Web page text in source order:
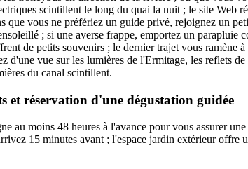
scintillent le long du quai la nuit ; le site Web
que vous ne préfériez un guide privé, rejoignez un
; si une averse frappe, emportez un parapluie
de petits souvenirs ; le dernier trajet vous ramène
d'une vue sur les lumières de l'Ermitage, les reflets
du canal scintillent.
et réservation d'une dégustation guidée
au moins 48 heures à l'avance pour vous assurer
15 minutes avant ; l'espace jardin extérieur offre